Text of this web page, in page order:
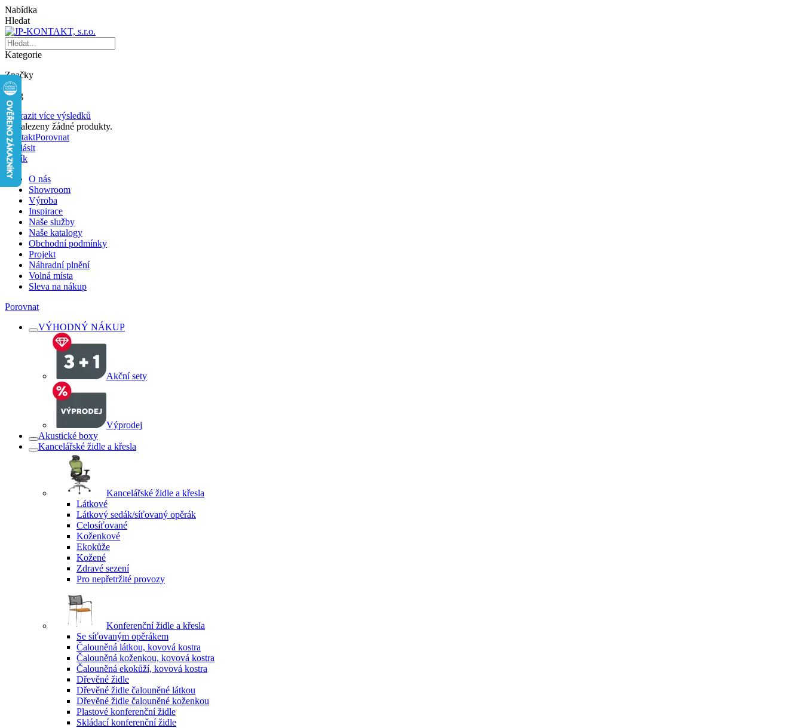
Nabídka
Hledat
Kategorie
Značky
Blog
Zobrazit více výsledků
Nenalezeny žádné produkty.
KontaktPorovnat
Přihlásit
Košík
O nás
Showroom
Výroba
Inspirace
Naše služby
Naše katalogy
Obchodní podmínky
Projekt
Náhradní plnění
Volná místa
Sleva na nákup
Porovnat
VÝHODNÝ NÁKUP
Akční sety
Výprodej
Akustické boxy
Kancelářské židle a křesla
Kancelářské židle a křesla
Látkové
Látkový sedák/síťovaný opěrák
Celosíťované
Koženkové
Ekokůže
Kožené
Zdravé sezení
Pro nepřetržité provozy
Konferenční židle a křesla
Se síťovaným opěrákem
Čalouněná látkou, kovová kostra
Čalouněná koženkou, kovová kostra
Čalouněná ekokůží, kovová kostra
Dřevěné židle
Dřevěné židle čalouněné látkou
Dřevěné židle čalouněné koženkou
Plastové konferenční židle
Skládací konferenční židle